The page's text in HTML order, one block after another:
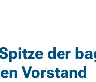
der
Vorstand